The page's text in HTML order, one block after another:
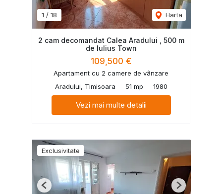
1 / 18 Harta
2 cam decomandat Calea Aradului , 500 m
de Iulius Town
109,500 €
Apartament cu 2 camere de vânzare
Aradului, Timisoara
51 mp 1980
Vezi mai multe detalii
Exclusivitate
Previous Next